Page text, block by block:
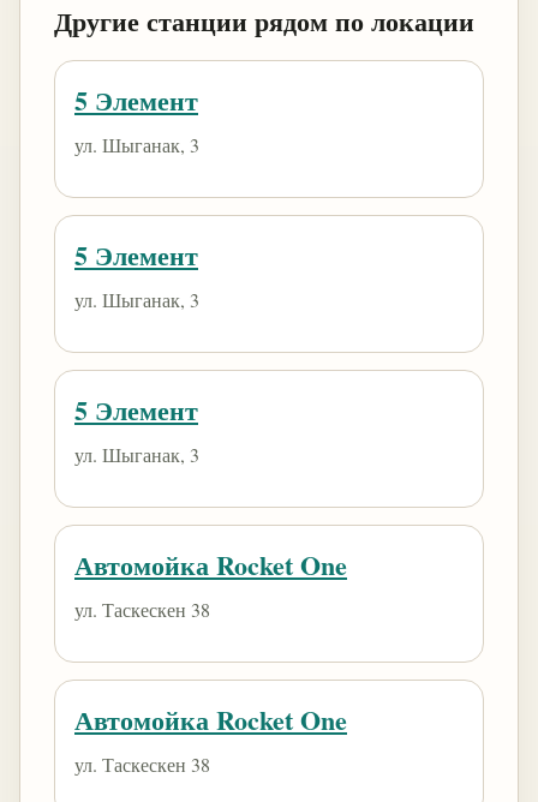
Другие станции рядом по локации
5 Элемент
ул. Шыганак, 3
5 Элемент
ул. Шыганак, 3
5 Элемент
ул. Шыганак, 3
Автомойка Rocket One
ул. Таскескен 38
Автомойка Rocket One
ул. Таскескен 38